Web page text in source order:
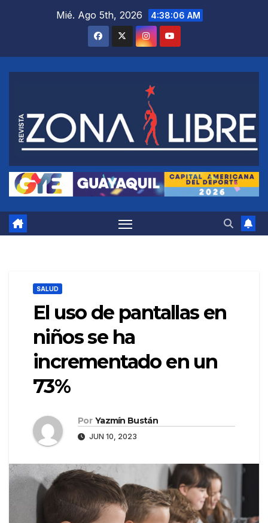
Mié. Ago 5th, 2026 4:38:07 AM
SALUD
El uso de pantallas en
niños se ha
incrementado en un
73%
Por Yazmín Bustán
JUN 10, 2023